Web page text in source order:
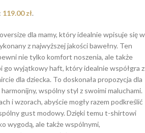
119.00zł.
dla mamy, który idealnie wpisuje się w
z najwyższej jakości bawełny. Ten
nie tylko komfort noszenia, ale także
go wyjątkowy haft, który idealnie współgra z
dla dziecka. To doskonała propozycja dla
wspólny styl z swoimi maluchami.
i wzorach, abyście mogły razem podkreślić
gust modowy. Dzięki temu t-shirtowi
wygodą, ale także wspólnymi,